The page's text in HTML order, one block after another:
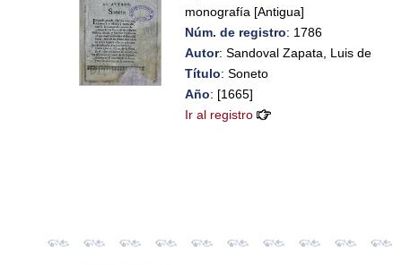
monografía [Antigua]
Núm. de registro: 1786
Autor: Sandoval Zapata, Luis de
Título: Soneto
Año: [1665]
Ir al registro